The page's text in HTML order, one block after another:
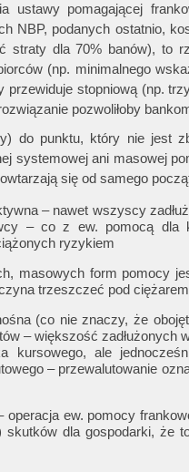
ustawy pomagającej
NBP, podanych ostatnio,
straty dla 70% banów), to
(np. minimalnego
przewiduje stopniową (np.
pozwoliłoby
do punktu, który nie jest
systemowej ani masowej
się od samego
– nawet wszyscy
– co z ew. pomocą dla
ryzykiem
masowych form pomocy
trzeszczeć pod
(co nie znaczy, że
– większość zadłużonych
kursowego, ale
– przewalutowanie
operacja ew. pomocy
skutków dla gospodarki, że